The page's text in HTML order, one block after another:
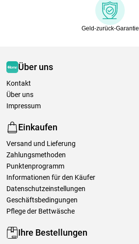
Geld-zurück-Garantie
Über uns
Kontakt
Über uns
Impressum
Einkaufen
Versand und Lieferung
Zahlungsmethoden
Punktenprogramm
Informationen für den Käufer
Datenschutzeinstellungen
Geschäftsbedingungen
Pflege der Bettwäsche
Ihre Bestellungen